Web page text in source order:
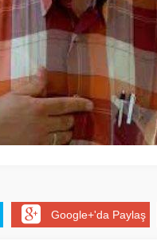
Google+'da Paylaş